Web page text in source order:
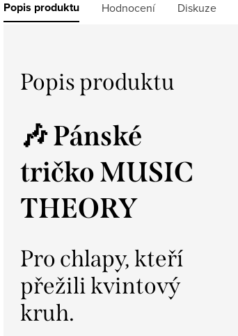
Popis produktu Hodnocení Diskuze
Popis produktu
🎶 Pánské
tričko MUSIC
THEORY
Pro chlapy, kteří
přežili kvintový
kruh.